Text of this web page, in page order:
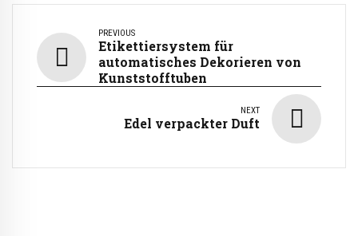
PREVIOUS
Etikettiersystem für
automatisches Dekorieren von
Kunststofftuben
NEXT
Edel verpackter Duft